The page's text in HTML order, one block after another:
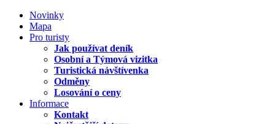
Novinky
Mapa
Pro turisty
Jak používat deník
Osobní a Týmová vizitka
Turistická návštívenka
Odměny
Losování o ceny
Informace
Kontakt